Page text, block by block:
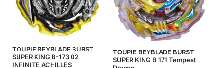
TOUPIE BEYBLADE BURST
SUPER KING B-173 02
INFINITE ACHILLES
TOUPIE BEYBLADE BURST
SUPER KING B 171 Tempest